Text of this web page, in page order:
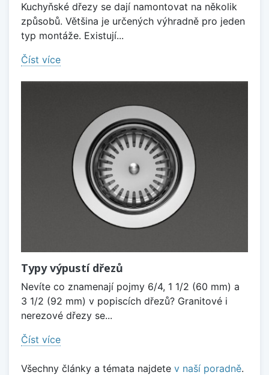
Kuchyňské dřezy se dají namontovat na několik
způsobů. Většina je určených výhradně pro jeden
typ montáže. Existují...
Číst více
Typy výpustí dřezů
Nevíte co znamenají pojmy 6/4, 1 1/2 (60 mm) a
3 1/2 (92 mm) v popiscích dřezů? Granitové i
nerezové dřezy se...
Číst více
Všechny články a témata najdete v naší poradně.